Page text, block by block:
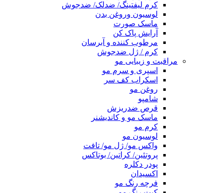
کرم لیفتینگ/ ضدلک/ ضدجوش
لوسیون وروغن بدن
ماسک صورت
آرایش پاک کن
مرطوب کننده و آبرسان
کرم / ژل ضدجوش
مراقبت و زیبایی مو
اسپری و سرم مو
اسکراب کف سر
روغن مو
شامپو
قرص ضدریزش
ماسک مو و کاندیشنر
کرم مو
لوسیون مو
واکس مو/ ژل مو/ تافت
پروتئین/ کراتین/ بوتاکس
پودر دکلره
اکسیدان
فرچه رنگ مو